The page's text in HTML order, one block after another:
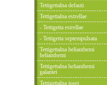
Tettigettalna defauti
Tettigettalna estrellae
- Tettigetta estrellae
- Tettigetta septempulsata
Tettigettalna helianthemi
helianthemi
Tettigettalna helianthemi
galantei
Tettigettalna josei